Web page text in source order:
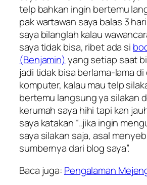
telp bahkan ingin bertemu
pak wartawan saya balas 3
saya bilanglah kalau
saya tidak bisa, ribet ada si
(Benjamin) yang setiap saat
jadi tidak bisa berlama-lama di
komputer, kalau mau telp
bertemu langsung ya silakan
kerumah saya hihi tapi kan
saya katakan “..jika ingin
saya silakan saja, asal
sumbernya dari blog saya”.
Baca juga: Pengalaman